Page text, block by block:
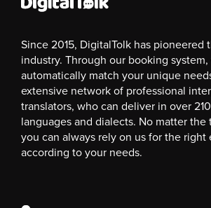
Since 2015, DigitalTolk has pioneered
industry. Through our booking
automatically match your unique
extensive network of professional
translators, who can deliver in over
languages and dialects. No matter the
you can always rely on us for the right
according to your needs.